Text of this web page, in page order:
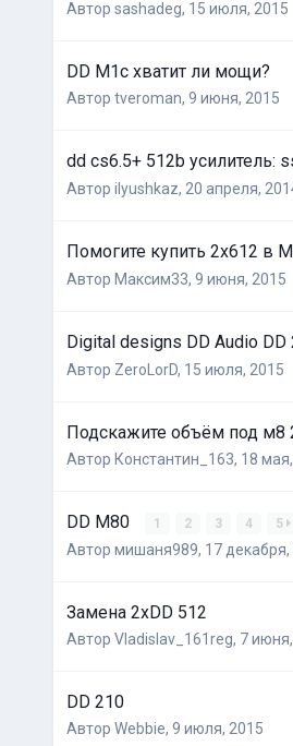
Автор sashadeg, 15 июля, 2015
DD M1c хватит ли мощи?
Автор tveroman, 9 июня, 2015
dd cs6.5+ 512b усилитель:
Автор ilyushkaz, 20 апреля,
Помогите купить 2х612 в
Автор Максим33, 9 июня, 2015
Digital designs DD Audio
Автор ZeroLorD, 15 июля, 2015
Подскажите объём под м8
Автор Константин_163, 18
DD M80 1 2 3 4 5
Автор мишаня989, 17 декабря,
Замена 2хDD 512
Автор Vladislav_161reg, 7
DD 210
Автор Webbie, 9 июля, 2015